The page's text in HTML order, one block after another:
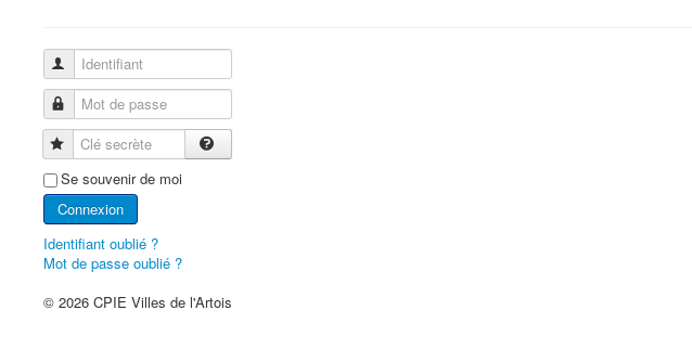
Identifiant
Mot de passe
Clé secrète
Se souvenir de moi
Connexion
Identifiant oublié ?
Mot de passe oublié ?
© 2026 CPIE Villes de l'Artois